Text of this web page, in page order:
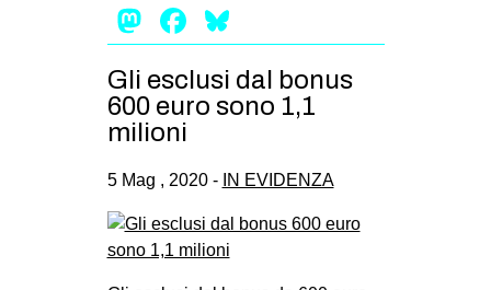
Mastodon
Facebook
Gli esclusi dal bonus
600 euro sono 1,1
milioni
5 Mag , 2020 - IN EVIDENZA